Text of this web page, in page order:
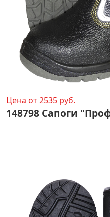
Цена от 2535 руб.
148798 Сапоги